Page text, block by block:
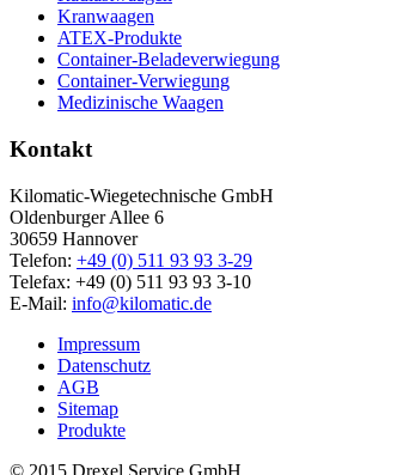
Kranwaagen
ATEX-Produkte
Container-Beladeverwiegung
Container-Verwiegung
Medizinische Waagen
Kontakt
Kilomatic-Wiegetechnische GmbH
Oldenburger Allee 6
30659 Hannover
Telefon: +49 (0) 511 93 93 3-29
Telefax: +49 (0) 511 93 93 3-10
E-Mail: info@kilomatic.de
Impressum
Datenschutz
AGB
Sitemap
Produkte
© 2015 Drexel Service GmbH